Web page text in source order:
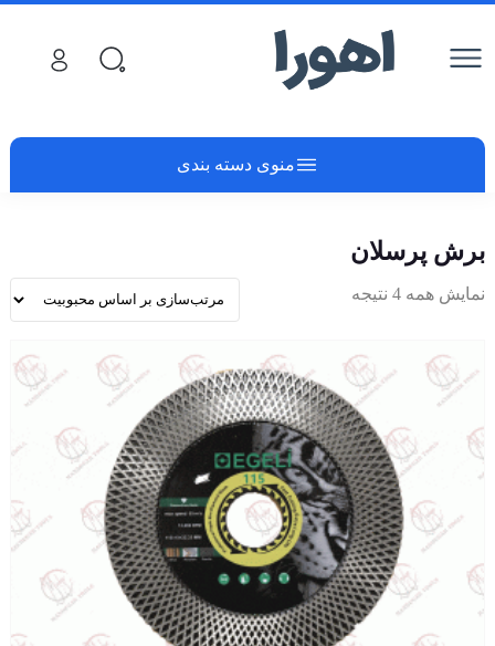
منوی دسته بندی
برش پرسلان
نمایش همه 4 نتیجه